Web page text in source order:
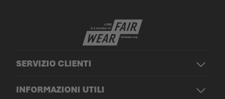
SERVIZIO CLIENTI
INFORMAZIONI UTILI